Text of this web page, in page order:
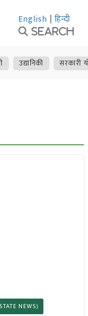
English | हिन्दी
Search
उद्यानिकी सरकारी
NEWS)